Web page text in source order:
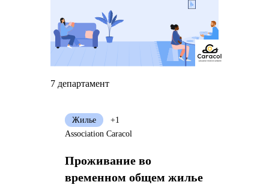
7 департамент
Проживание во
временном общем жилье
Жилье
+1
Association Caracol